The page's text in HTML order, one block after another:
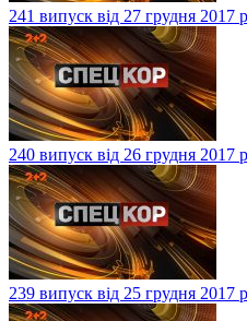
241 випуск від 27 грудня 2017
240 випуск від 26 грудня 2017
239 випуск від 25 грудня 2017